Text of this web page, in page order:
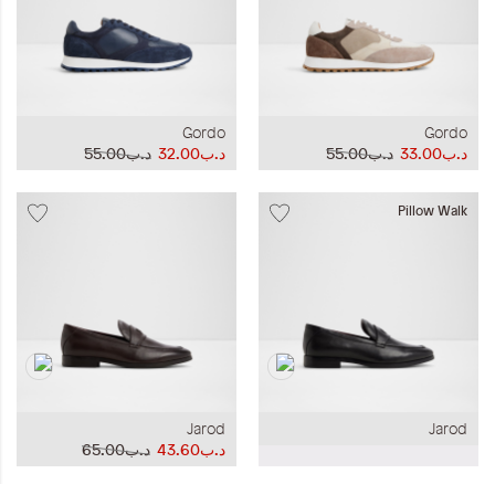
Gordo
د.ب55.00
د.ب33.00
Gordo
د.ب55.00
د.ب32.00
Pillow Walk
Jarod
Jarod
د.ب65.00
د.ب43.60